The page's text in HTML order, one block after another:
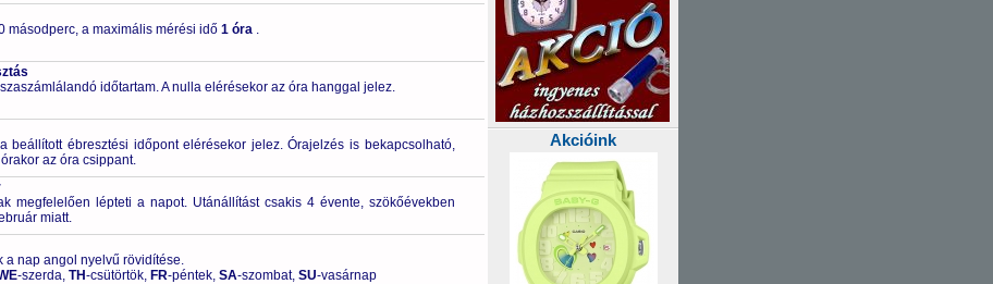
másodperc, a maximális mérési idő 1 óra .
időtartam. A nulla elérésekor az óra hanggal jelez.
beállított ébresztési időpont elérésekor jelez. Órajelzés is bekapcsolható,
az óra csippant.
megfelelően lépteti a napot. Utánállítást csakis 4 évente, szökőévekben
miatt.
a nap angol nyelvű rövidítése.
-szerda, TH-csütörtök, FR-péntek, SA-szombat, SU-vasárnap
Akcióink